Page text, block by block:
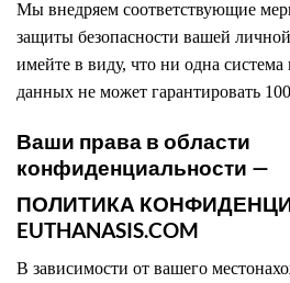
Мы внедряем соответствующие
защиты безопасности вашей
имейте в виду, что ни одна
данных не может гарантировать
Ваши права в области
конфиденциальности —
ПОЛИТИКА
EUTHANASIS.COM
В зависимости от вашего